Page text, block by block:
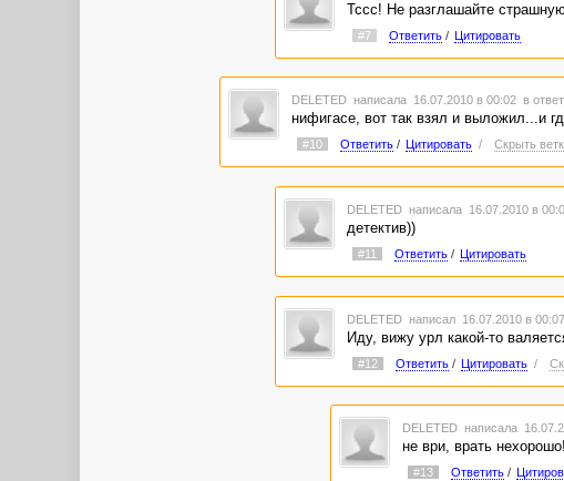
Тссс! Не разглашайте
#7 Ответить/ Цитировать
DELETED написала 16.07.2010 в 00:02 в
нифигасе, вот так взял и выложил...и
#10 Ответить/ Цитировать / Скрыть
DELETED написала 16.07.2010 в
детектив))
#11 Ответить/ Цитировать
DELETED написал 16.07.2010 в 00:07
Иду, вижу урл какой-то
#12 Ответить/ Цитировать /
DELETED написала
не ври, врать
#13 Ответить/